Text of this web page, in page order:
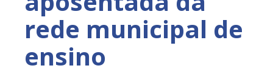
rede municipal de
ensino